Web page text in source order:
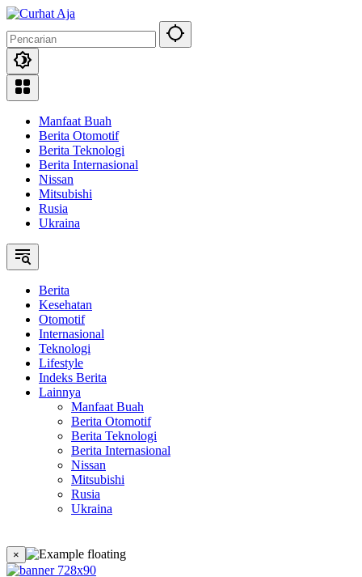
Langsung
konten
Manfaat Buah
Berita Otomotif
Berita Teknologi
Berita Internasional
Nissan
Mitsubishi
Rusia
Ukraina
Berita
Kesehatan
Otomotif
Internasional
Teknologi
Lifestyle
Indeks Berita
Lainnya
Manfaat Buah
Berita Otomotif
Berita Teknologi
Berita Internasional
Nissan
Mitsubishi
Rusia
Ukraina
×